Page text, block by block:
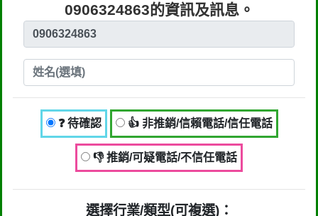
0906324863的資訊及訊息。
❓ 待確認 👍 非推銷/信賴電話/信任電話
👎 推銷/可疑電話/不信任電話
選擇行業/類型(可複選)：